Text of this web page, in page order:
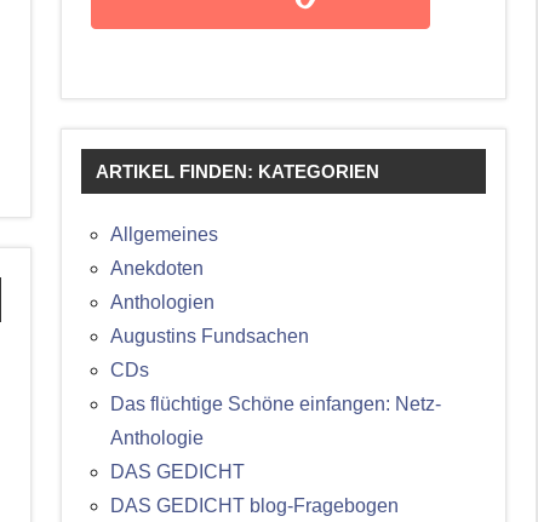
ARTIKEL FINDEN: KATEGORIEN
Allgemeines
Anekdoten
Anthologien
Augustins Fundsachen
CDs
Das flüchtige Schöne einfangen: Netz-
Anthologie
DAS GEDICHT
DAS GEDICHT blog-Fragebogen